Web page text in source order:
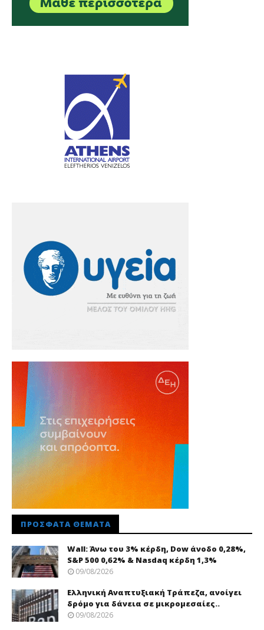
ΠΡΌΣΦΑΤΑ ΘΈΜΑΤΑ
Wall: Άνω του 3% κέρδη, Dow άνοδο 0,28%,
S&P 500 0,62% & Nasdaq κέρδη 1,3%
09/08/2026
Ελληνική Αναπτυξιακή Τράπεζα, ανοίγει
δρόμο για δάνεια σε μικρομεσαίες..
09/08/2026